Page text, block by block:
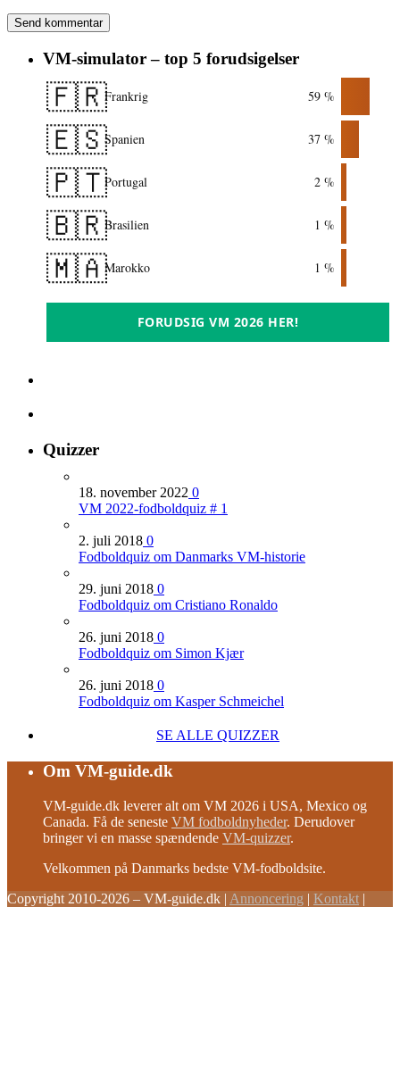
VM-simulator – top 5 forudsigelser
🇫🇷Frankrig 59 %
🇪🇸Spanien 37 %
🇵🇹Portugal 2 %
🇧🇷Brasilien 1 %
🇲🇦Marokko 1 %
FORUDSIG VM 2026 HER!
Quizzer
18. november 2022 0
VM 2022-fodboldquiz # 1
2. juli 2018 0
Fodboldquiz om Danmarks VM-historie
29. juni 2018 0
Fodboldquiz om Cristiano Ronaldo
26. juni 2018 0
Fodboldquiz om Simon Kjær
26. juni 2018 0
Fodboldquiz om Kasper Schmeichel
SE ALLE QUIZZER
Om VM-guide.dk
VM-guide.dk leverer alt om VM 2026 i USA, Mexico og
Canada. Få de seneste VM fodboldnyheder. Derudover
bringer vi en masse spændende VM-quizzer.
Velkommen på Danmarks bedste VM-fodboldsite.
Copyright 2010-2026 – VM-guide.dk | Annoncering | Kontakt |